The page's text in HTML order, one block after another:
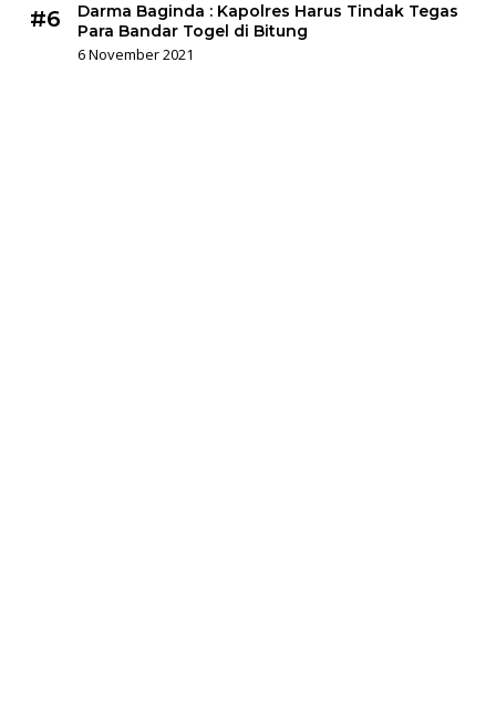
#6
Darma Baginda : Kapolres Harus Tindak Tegas
Para Bandar Togel di Bitung
6 November 2021